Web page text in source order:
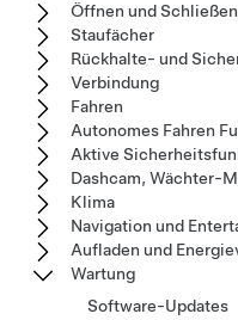
Öffnen und Schließen
Staufächer
Rückhalte- und
Verbindung
Fahren
Autonomes Fahren
Aktive
Dashcam, Wächter-
Klima
Navigation und
Aufladen und
Wartung
Software-Updates